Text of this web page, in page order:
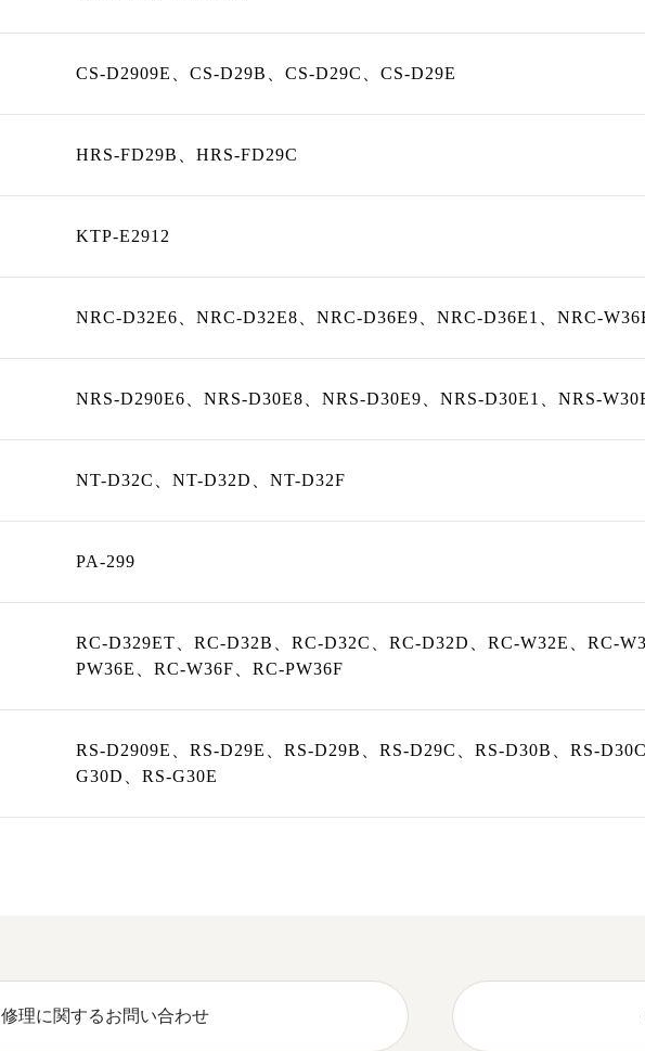
CS-D2909E、CS-D29B、CS-D29C、CS-D29E
HRS-FD29B、HRS-FD29C
KTP-E2912
NRC-D32E6、NRC-D32E8、NRC-D36E9、NRC-D36E1、NRC-
NRS-D290E6、NRS-D30E8、NRS-D30E9、NRS-D30E1、NRS-
NT-D32C、NT-D32D、NT-D32F
PA-299
RC-D329ET、RC-D32B、RC-D32C、RC-D32D、RC-W32E、RC-
PW36E、RC-W36F、RC-PW36F
RS-D2909E、RS-D29E、RS-D29B、RS-D29C、RS-D30B、RS-
G30D、RS-G30E
修理に関するお問い合わせ